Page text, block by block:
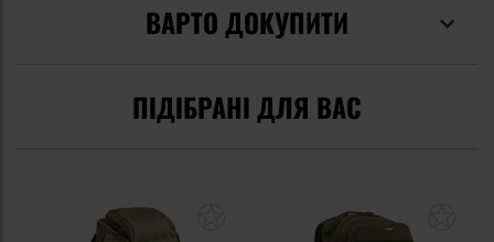
ВАРТО ДОКУПИТИ
ПІДІБРАНІ ДЛЯ ВАС